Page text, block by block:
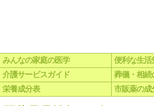
みんなの家庭の医学
便利な生活
介護サービスガイド
葬儀・相続
栄養成分表
市販薬の成